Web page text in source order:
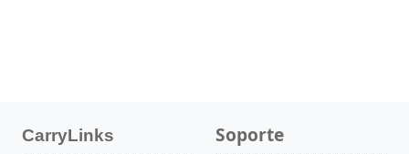
CarryLinks Soporte